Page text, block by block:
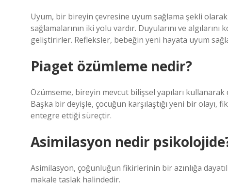
Uyum, bir bireyin çevresine uyum sağlama şekli
sağlamalarının iki yolu vardır. Duyularını ve
geliştirirler. Refleksler, bebeğin yeni hayata uyum
Piaget özümleme nedir?
Özümseme, bireyin mevcut bilişsel yapıları
Başka bir deyişle, çocuğun karşılaştığı yeni bir olayı,
entegre ettiği süreçtir.
Asimilasyon nedir
Asimilasyon, çoğunluğun fikirlerinin bir azınlığa
makale taslak halindedir.